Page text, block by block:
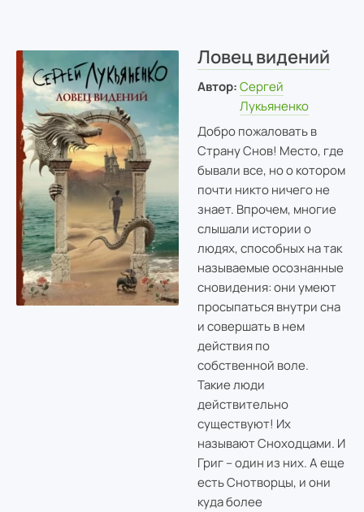
Ловец видений
Автор: Сергей
Лукьяненко
Добро пожаловать в
Страну Снов! Место, где
бывали все, но о котором
почти никто ничего не
знает. Впрочем, многие
слышали истории о
людях, способных на так
называемые осознанные
сновидения: они умеют
просыпаться внутри сна
и совершать в нем
действия по
собственной воле.
Такие люди
действительно
существуют! Их
называют Сноходцами. И
Григ – один из них. А еще
есть Снотворцы, и они
куда более